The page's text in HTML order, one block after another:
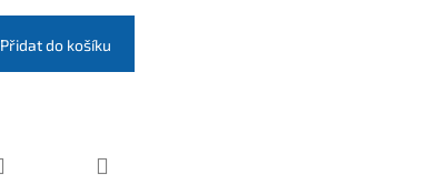
Přidat do košíku